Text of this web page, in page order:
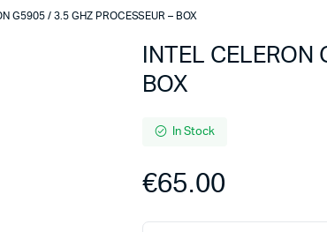
G5905 / 3.5 GHZ PROCESSEUR – BOX
INTEL
BOX
In Stock
€65.00